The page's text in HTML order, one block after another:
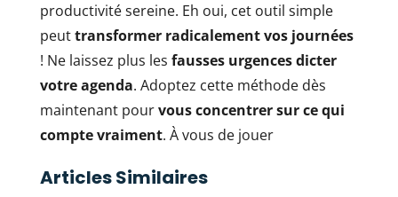
productivité sereine. Eh oui, cet outil simple
peuttransformer radicalement vos journées
! Ne laissez plus les fausses urgences dicter
votre agenda. Adoptez cette méthode dès
maintenant pourvous concentrer sur ce qui
compte vraiment. À vous de jouer
Articles Similaires